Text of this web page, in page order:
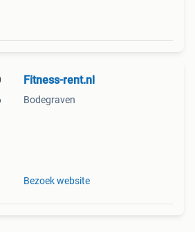
Fitness-rent.nl
Bodegraven
Bezoek website